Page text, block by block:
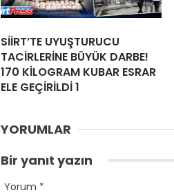
SİİRT’TE UYUŞTURUCU
TACİRLERİNE BÜYÜK DARBE!
170 KİLOGRAM KUBAR ESRAR
ELE GEÇİRİLDİ 1
YORUMLAR
Bir yanıt yazın
Yorum *